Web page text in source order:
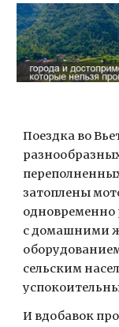
Поездка во
затоплены
одновременно
с домашними
сельским
И вдобавок